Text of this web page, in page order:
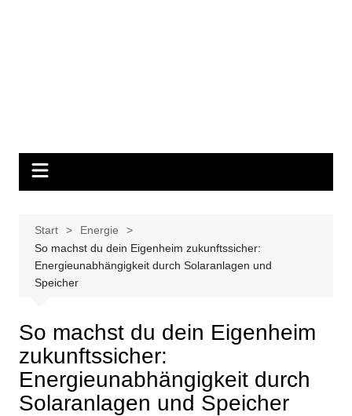
Start
Energie
So machst du dein Eigenheim zukunftssicher:
Energieunabhängigkeit durch Solaranlagen und
Speicher
So machst du dein Eigenheim
zukunftssicher:
Energieunabhängigkeit durch
Solaranlagen und Speicher